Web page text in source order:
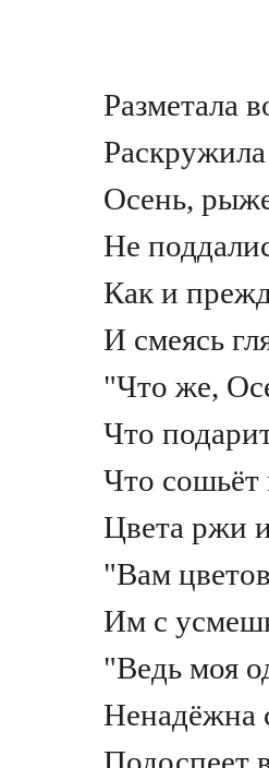
Разметала
Раскружила
Осень,
Не
Как и
И смеясь
"Что же,
Что
Что сошьёт
Цвета ржи
"Вам
Им с
"Ведь моя
Ненадёжна
Подоспеет